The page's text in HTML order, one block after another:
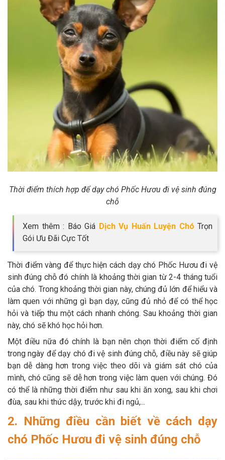
Chính sách bảo hành Chính sách bảo mật
Chính sách đổi trả
TỔNG ĐÀI TƯ VẤN
0929894774
Thời điểm thích hợp để dạy chó Phốc Hươu đi vệ sinh đúng
chỗ
Xem thêm : Báo Giá Dịch Vụ Huấn Luyện Chó Trọn
Gói Ưu Đãi Cực Tốt
Thời điểm vàng để thực hiện cách dạy chó Phốc Hươu đi vệ
sinh đúng chỗ đó chính là khoảng thời gian từ 2-4 tháng tuổi
của chó. Trong khoảng thời gian này, chúng đủ lớn để hiểu và
làm quen với những gì bạn dạy, cũng đủ nhỏ để có thể học
hỏi và tiếp thu một cách nhanh chóng. Sau khoảng thời gian
này, chó sẽ khó học hỏi hơn.
Một điều nữa đó chính là bạn nên chọn thời điểm cố định
trong ngày để dạy chó đi vệ sinh đúng chỗ, điều này sẽ giúp
bạn dễ dàng hơn trong việc theo dõi và giám sát chó của
mình, chó cũng sẽ dễ hơn trong việc làm quen với chúng. Đó
có thể là những thời điểm như sau khi ăn xong, sau khi chơi
đùa, sau khi thức dậy, trước khi đi ngủ,...
2. Những điều cần biết về cách dạy
chó Phốc Hươu đi vệ sinh đúng chỗ